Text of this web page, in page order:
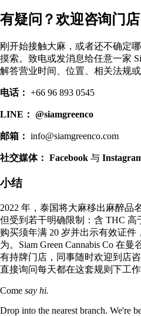
有疑问？欢迎咨询门
刚开始接触大麻，或者还不确定
摸索。致电或发消息给任意一家
解答营业时间、位置、相关法规或
电话： +66 96 893 0545
LINE： @siamgreenco
邮箱： info@siamgreenco.com
社交媒体： Facebook 与
小结
2022 年，泰国将大麻移出麻醉品
但受到若干明确限制：含 THC 高
购买须年满 20 岁并出示有效证
为。Siam Green Cannabis Co 在
有持牌门店，同事随时欢迎到店
直接询问每天都在这套规则下工
Come say hi.
Drop into the nearest branch. We're